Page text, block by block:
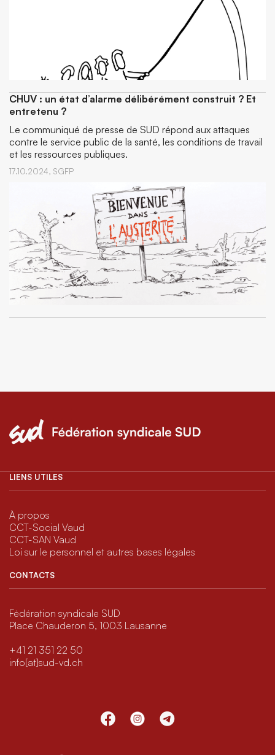
CHUV : un état d’alarme délibérément construit ? Et
entretenu ?
Le communiqué de presse de SUD répond aux attaques
contre le service public de la santé, les conditions de travail
et les ressources publiques.
17.10.2024, SGFP
LIENS UTILES
À propos
CCT-Social Vaud
CCT-SAN Vaud
Loi sur le personnel et autres bases légales
CONTACTS
Fédération syndicale SUD
Place Chauderon 5, 1003 Lausanne
+41 21 351 22 50
info[at]sud-vd.ch